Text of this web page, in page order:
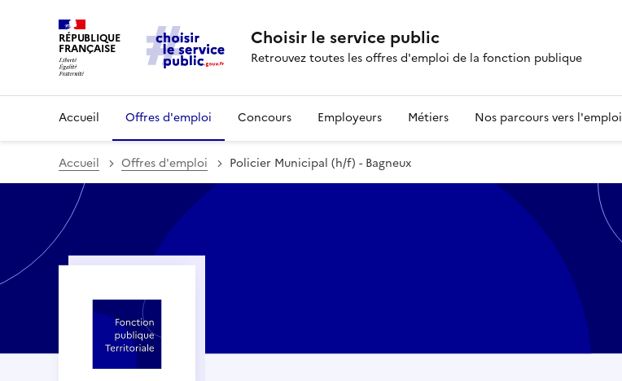
RÉPUBLIQUE
FRANÇAISE Choisir le service public
Retrouvez toutes les offres d'emploi de la fonction publique
Accueil Offres d'emploi Concours Employeurs Métiers Nos parcours vers l'emploi
Accueil Offres d'emploi Policier Municipal (h/f) - Bagneux